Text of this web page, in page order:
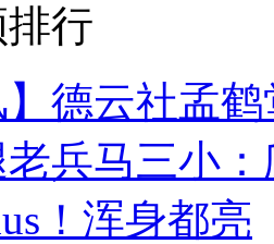
行
】德云社孟
兵马三小
！浑身都亮